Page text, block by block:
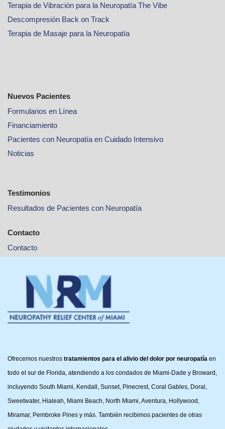
Terapia de Vibración para la Neuropatía The Vibe
Descompresión Back on Track
Terapia de Masaje para la Neuropatía
Nuevos Pacientes
Formularios en Línea
Financiamiento
Pacientes con Neuropatía en Cuidado Intensivo
Noticias
Testimonios
Resultados de Pacientes con Neuropatía
Contacto
Contacto
Ofrecemos nuestros tratamientos para el alivio del dolor por neuropatía en
todo el sur de Florida, atendiendo a los condados de Miami-Dade y Broward,
incluyendo South Miami, Kendall, Sunset, Pinecrest, Coral Gables, Doral,
Sweetwater, Hialeah, Miami Beach, North Miami, Aventura, Hollywood,
Miramar, Pembroke Pines y más. También recibimos pacientes de otras